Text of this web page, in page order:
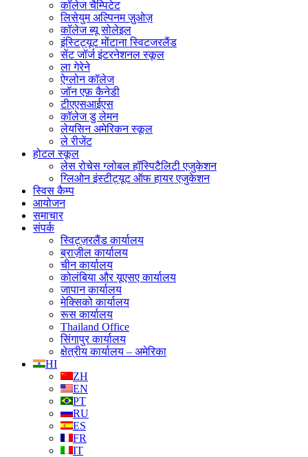
कॉलेज चैम्पिटेट
लिसेयुम अल्पिनम ज़ुओज़
कॉलेज ब्यू सोलेइल
इंस्टिट्यूट मोंटाना स्विटजरलैंड
सेंट जॉर्ज इंटरनेशनल स्कूल
ला गेरेने
ऐग्लोन कॉलेज
जॉन एफ़ कैनेडी
टीएएसआईएस
कॉलेज डु लेमन
लेयसिन अमेरिकन स्कूल
ले रीजेंट
होटल स्कूल
लेस रोचेस ग्लोबल हॉस्पिटैलिटी एजुकेशन
ग्लिओन इंस्टीट्यूट ऑफ हायर एजुकेशन
स्विस कैम्प
आयोजन
समाचार
संपर्क
स्विट्ज़रलैंड कार्यालय
ब्राज़ील कार्यालय
चीन कार्यालय
कोलंबिया और यूएसए कार्यालय
जापान कार्यालय
मेक्सिको कार्यालय
रूस कार्यालय
Thailand Office
सिंगापुर कार्यालय
क्षेत्रीय कार्यालय – अमेरिका
HI
ZH
EN
PT
RU
ES
FR
IT